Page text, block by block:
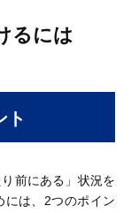
るには
ト
前にある」状況を
には、2つのポイン